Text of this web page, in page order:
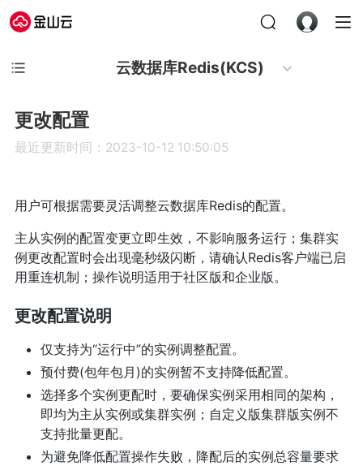
云数据库Redis(KCS)
更改配置
最近更新时间：2023-10-12 10:50:05
用户可根据需要灵活调整云数据库Redis的配置。
主从实例的配置变更立即生效，不影响服务运行；集群实
例更改配置时会出现毫秒级闪断，请确认Redis客户端已启
用重连机制；操作说明适用于社区版和企业版。
更改配置说明
仅支持为“运行中”的实例调整配置。
预付费(包年包月)的实例暂不支持降低配置。
选择多个实例更配时，要确保实例采用相同的架构，
即均为主从实例或集群实例；自定义版集群版实例不
支持批量更配。
为避免降低配置操作失败，降配后的实例总容量要求